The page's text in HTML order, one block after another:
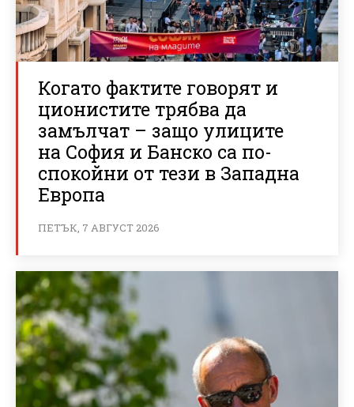
Когато фактите говорят и
ционистите трябва да
замълчат – защо улиците
на София и Банско са по-
спокойни от тези в Западна
Европа
ПЕТЪК, 7 АВГУСТ 2026